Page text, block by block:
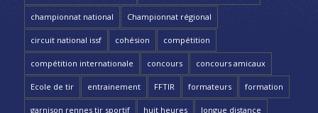
championnat national Championnat régional
circuit national issf cohésion compétition
compétition internationale concours concours amicaux
Ecole de tir entrainement FFTIR formateurs formation
garnison rennes tir sportif huit heures longue distance